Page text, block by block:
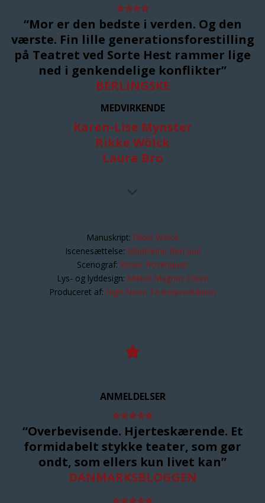
⭐⭐⭐⭐
“Mor er den bedste i verden. Og den
værste. Fin lille generationsforestilling
på Teatret ved Sorte Hest rammer lige
ned i genkendelige konflikter”
BERLINGSKE
MEDVIRKENDE
Karen-Lise Mynster
Rikke Wölck
Laura Bro
Manuskript: Rikke Wölck
Iscenesættelse: Madeleine Røn Juul
Scenograf: Kisser Rosenquist
Lys- og lyddesign: Mikkel Magnus Olsen
Produceret af: High Noon Teaterproduktion
ANMELDELSER
⭐⭐⭐⭐⭐
“Overbevisende. Hjerteskærende. Et
formidabelt stykke teater, som gør
ondt, som ellers kun livet kan”
DANMARKSBLOGGEN